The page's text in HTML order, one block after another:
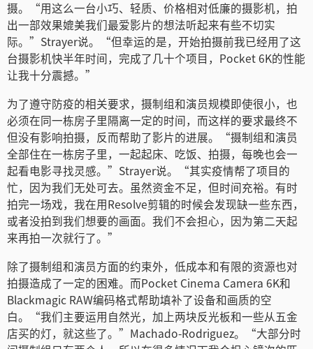
Sweden
中华台北
Turkey
UAE
Ukraine
United Kingdom
United States
摄。“用这么一台小巧、轻质、价格相对低廉的摄影机，拍
出一部效果媲美我们最爱影片的想法听起来有些不切实
际。”Strayer说。“但幸运的是，开始拍摄前我已经用了这
台摄影机快半年时间，完成了几十个项目，Pocket 6K的性能
让我十分震撼。”
为了遵守防疫的相关要求，摄制组和演员规模即使很小，也
必须在同一栋房子里隔离一定的时间，而这样的要求最终不
但没有影响拍摄，反而帮助了影片的进展。“摄制组和演员
全部住在一栋房子里，一起起床、吃饭、拍摄，每晚也会一
起看电影寻找灵感。”Strayer说。“其实疫情帮了项目的
忙，因为我们无处可去。虽然资金不足，但时间充裕。有时
拍完一场戏，我在用Resolve剪辑的时候会发现缺一些东西，
或者没拍到我们想要的画面。我们不会担心，因为第二天起
来再拍一次就行了。”
除了摄制组和演员方面的约束外，低成本和有限的资源也对
拍摄造成了一定的困难。而Pocket Cinema Camera 6K和
Blackmagic RAW编码格式帮助填补了设备和画质的空
白。“我们主要运用自然光，加上两块反光板和一些从五金
店买的灯，就这些了。”Machado-Rodriguez。“大部分时